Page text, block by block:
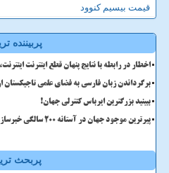
قیمت بیسیم کنوود
پربیننده
اخطار در رابطه با نتایج پنهان قطع اینترنت
برگرداندن زبان فارسی به فضای علمی تاجیکستان
ببینید بزرگترین ایرباس کنترلی جهان!
پیرترین موجود جهان در آستانه ۲۰۰ سالگی خبرساز شد
پربحث